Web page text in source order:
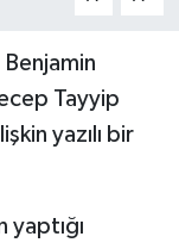
Benjamin
Tayyip
yazılı bir
yaptığı